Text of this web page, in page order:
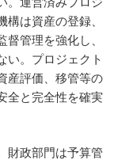
は資産の登録、
管理を強化し、
い。プロジェクト
産評価、移管等の
全と完全性を確実
財政部門は予算管